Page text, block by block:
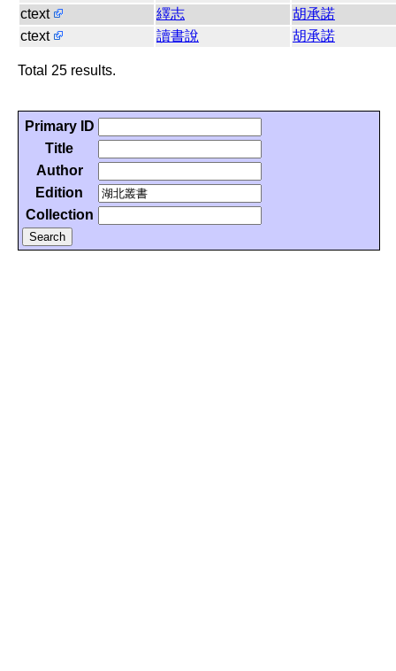
ctext
繹志
胡承諾
ctext
讀書說 胡承諾
Total 25 results.
Primary ID
Title
Author
Edition
Collection